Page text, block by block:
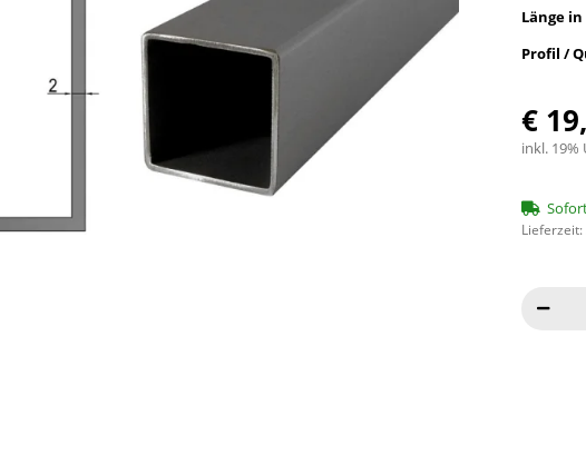
Länge
Profil /
€
inkl. 19%
Lieferzeit: